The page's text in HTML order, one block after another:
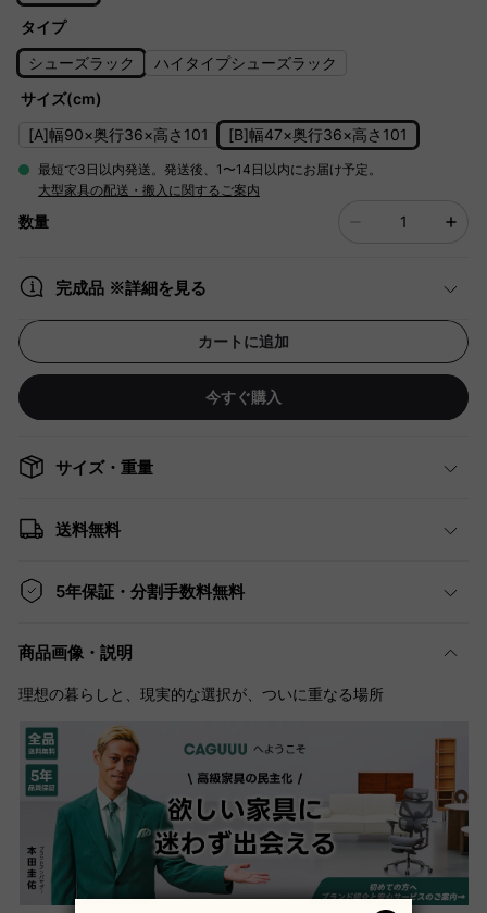
タイプ
シューズラック
ハイタイプシューズラック
サイズ(cm)
[A]幅90×奥行36×高さ101
[B]幅47×奥行36×高さ101
最短で3日以内発送。発送後、1〜14日以内にお届け予定。
大型家具の配送・搬入に関するご案内
数量
完成品 ※詳細を見る
カートに追加
今すぐ購入
サイズ・重量
送料無料
5年保証・分割手数料無料
商品画像・説明
理想の暮らしと、現実的な選択が、ついに重なる場所